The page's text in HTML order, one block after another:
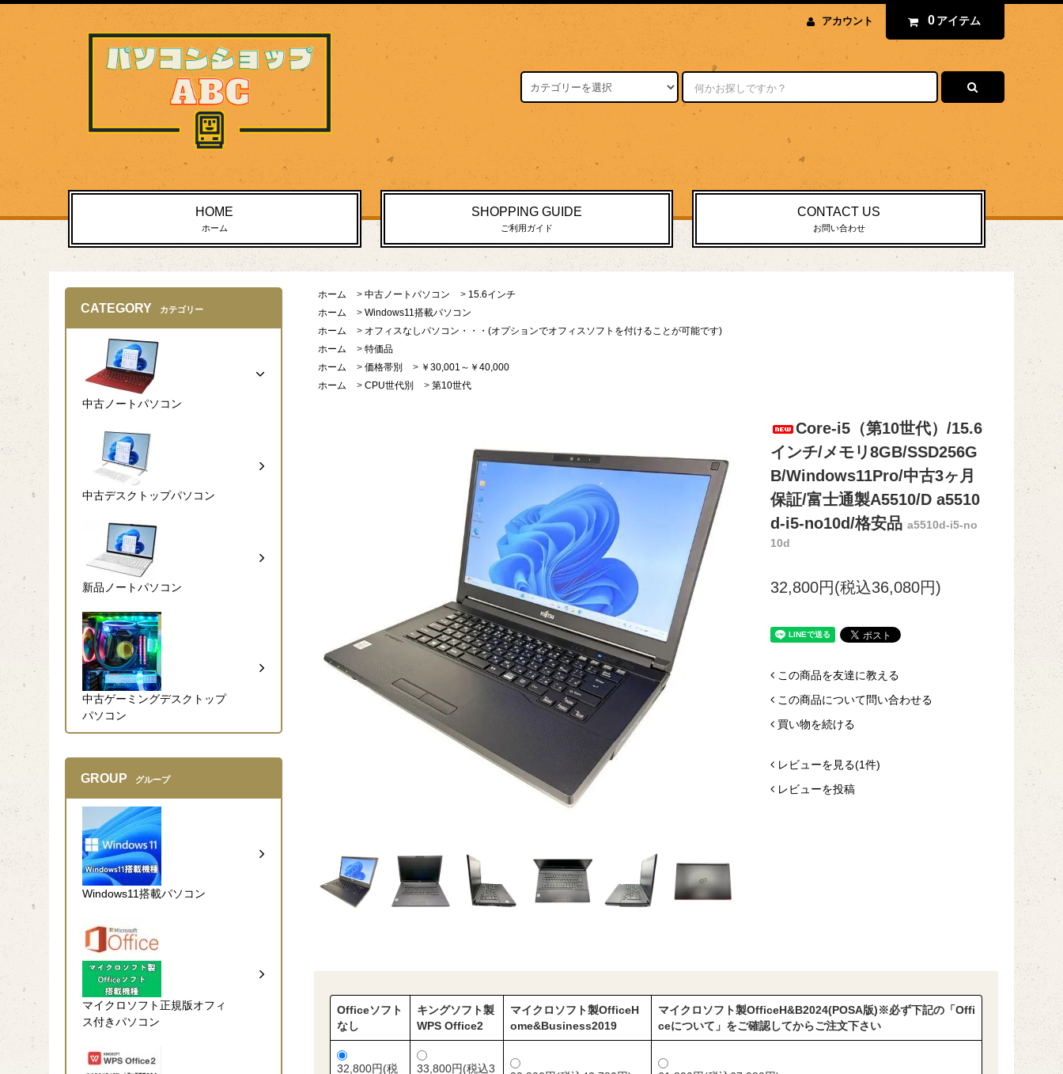
アカウント 0 アイテム
HOME
ホーム
SHOPPING GUIDE
ご利用ガイド
CONTACT US
お問い合わせ
ホーム > 中古ノートパソコン > 15.6インチ
ホーム
> Windows11搭載パソコン
ホーム
> オフィスなしパソコン・・・(オプションでオフィスソフトを付けることが可能です)
ホーム
> 特価品
ホーム
> 価格帯別 > ￥30,001～￥40,000
ホーム
> CPU世代別 > 第10世代
Core-i5（第10世代）/15.6
インチ/メモリ8GB/SSD256G
B/Windows11Pro/中古3ヶ月
保証/富士通製A5510/D a5510
d-i5-no10d/格安品 a5510d-i5-no
10d
32,800円(税込36,080円)
この商品を友達に教える
この商品について問い合わせる
買い物を続ける
レビューを見る(1件)
レビューを投稿
Officeソフト
なし
キングソフト製
WPS Office2
マイクロソフト製OfficeH
ome&Business2019
マイクロソフト製OfficeH&B2024(POSA版)※必ず下記の「Offi
ceについて」をご確認してからご注文下さい
32,800円(税
33,800円(税込3
CATEGORY カテゴリー
中古ノートパソコン
中古デスクトップパソコン
新品ノートパソコン
中古ゲーミングデスクトップ
パソコン
GROUP グループ
Windows11搭載パソコン
マイクロソフト正規版オフィ
ス付きパソコン